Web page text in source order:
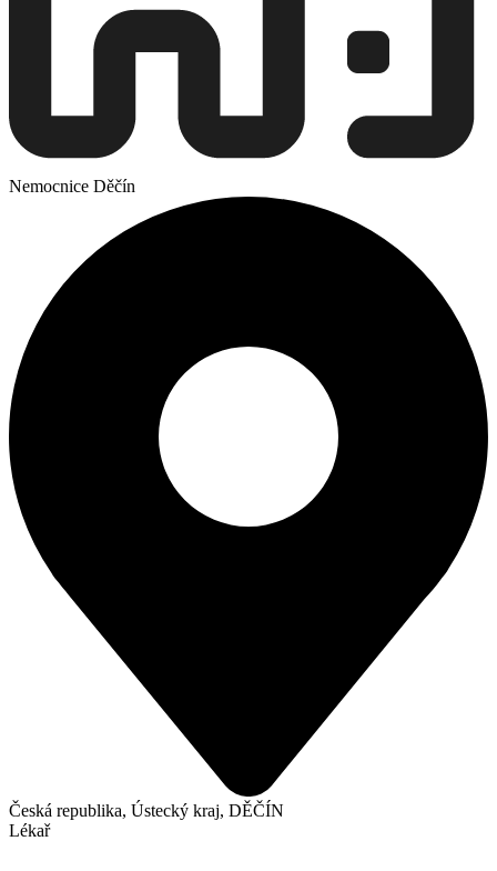
Nemocnice Děčín
Česká republika, Ústecký kraj, DĚČÍN
Lékař